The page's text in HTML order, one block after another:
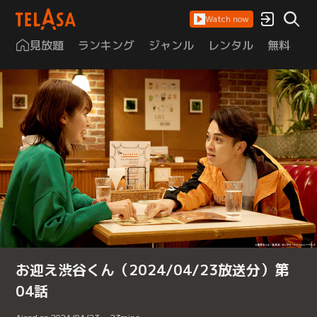
Watch now
見放題 ランキング ジャンル レンタル 無料
お迎え渋谷くん（2024/04/23放送分）第
04話